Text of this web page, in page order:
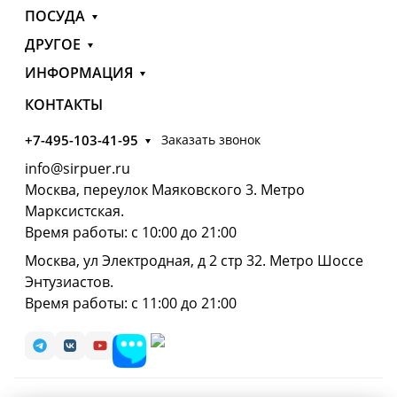
ПОСУДА
ДРУГОЕ
ИНФОРМАЦИЯ
КОНТАКТЫ
+7-495-103-41-95 Заказать звонок
info@sirpuer.ru
Москва, переулок Маяковского 3. Метро
Марксистская.
Время работы: с 10:00 до 21:00
Москва, ул Электродная, д 2 стр 32. Метро Шоссе
Энтузиастов.
Время работы: с 11:00 до 21:00